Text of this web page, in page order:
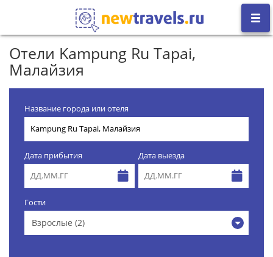
Отели Kampung Ru Tapai,
Малайзия
Название города или отеля
Дата прибытия Дата выезда
Гости
Взрослые (2)